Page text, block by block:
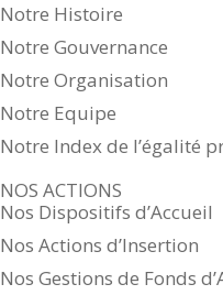
Notre Histoire
Notre Gouvernance
Notre Organisation
Notre Equipe
Notre Index de l’égalité
NOS ACTIONS
Nos Dispositifs d’Accueil
Nos Actions d’Insertion
Nos Gestions de Fonds